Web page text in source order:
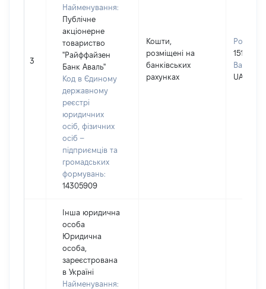
3
Найменування:
Публічне
акціонерне
товариство
"Райффайзен
Банк Аваль"
Код в Єдиному
державному
реєстрі
юридичних
осіб, фізичних
осіб –
підприємців та
громадських
формувань:
14305909
Кошти,
розміщені на
банківських
рахунках
Розмір:
15120
Валюта:
UAH
Інша юридична
особа
Юридична
особа,
зареєстрована
в Україні
Найменування: